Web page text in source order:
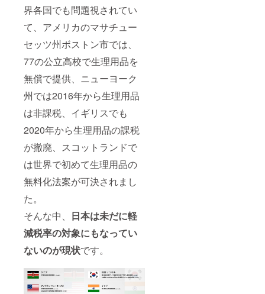
界各国でも問題視されてい
て、アメリカのマサチュー
セッツ州ボストン市では、
77の公立高校で生理用品を
無償で提供、ニューヨーク
州では2016年から生理用品
は非課税、イギリスでも
2020年から生理用品の課税
が撤廃、スコットランドで
は世界で初めて生理用品の
無料化法案が可決されまし
た。
そんな中、 日本は未だに軽
減税率の対象にもなってい
ないのが現状です。